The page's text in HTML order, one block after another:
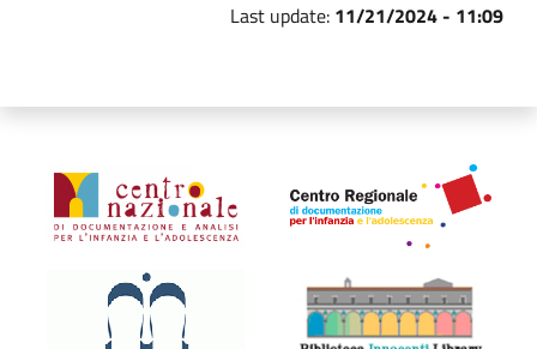
Last update: 11/21/2024 - 11:09
Organismi collegati